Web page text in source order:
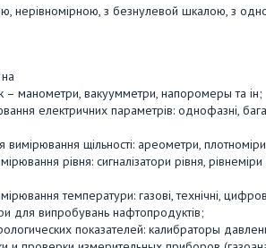
нерівномірною, з безнулевой шкалою, з
– манометри, вакуумметри, напоромеры та ін;
електричних параметрів: однофазні,
вимірювання щільності: ареометри,
рівня: сигналізатори рівня, рівнеміри
температури: газові, технічні,
для випробувань нафтопродуктів;
показателей: калибраторы